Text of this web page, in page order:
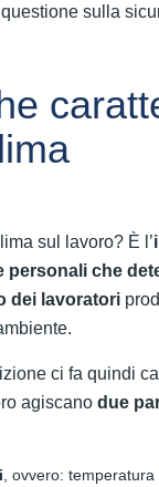
sulla
sul lavoro? È l’
personali che
dei lavoratori
ci fa quindi
agiscano due
, ovvero: